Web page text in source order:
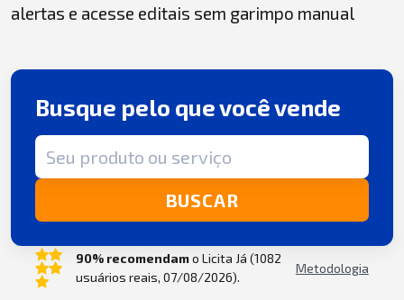
alertas e acesse editais sem garimpo manual
Busque pelo que você vende
Termo de busca
BUSCAR
90% recomendamo Licita Já (1082
usuários reais, 07/08/2026).
Metodologia